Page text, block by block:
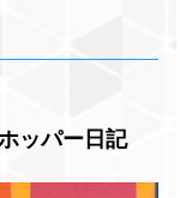
ッパー日記